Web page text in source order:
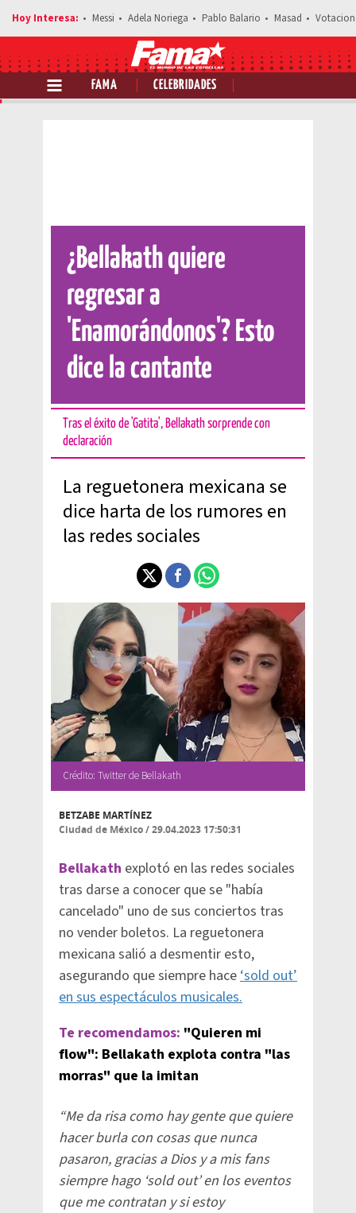
Messi Adela Noriega Pablo Balario Masad
FAMA CELEBRIDADES
Comparte esta noticia
¿Bellakath quiere
regresar a
'Enamorándonos'? Esto
dice la cantante
Tras el éxito de 'Gatita', Bellakath sorprende con
declaración
La reguetonera mexicana se
dice harta de los rumores en
las redes sociales
Crédito: Twitter de Bellakath
BETZABE MARTÍNEZ
Ciudad de México/29.04.2023 17:50:31
Bellakath explotó en las redes sociales
tras darse a conocer que se "había
cancelado" uno de sus conciertos tras
no vender boletos. La reguetonera
mexicana salió a desmentir esto,
asegurando que siempre hace‘sold out’
en sus espectáculos musicales.
Te recomendamos: "Quieren mi
flow": Bellakath explota contra "las
morras" que la imitan
“Me da risa como hay gente que quiere
hacer burla con cosas que nunca
pasaron, gracias a Dios y a mis fans
siempre hago ‘sold out’ en los eventos
que me contratan y si estoy